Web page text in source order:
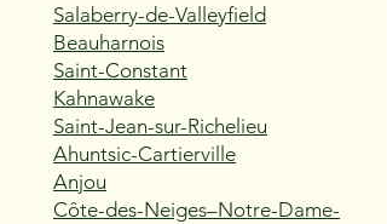
Salaberry-de-Valleyfield
Beauharnois
Saint-Constant
Kahnawake
Saint-Jean-sur-Richelieu
Ahuntsic-Cartierville
Anjou
Côte-des-Neiges–Notre-Dame-